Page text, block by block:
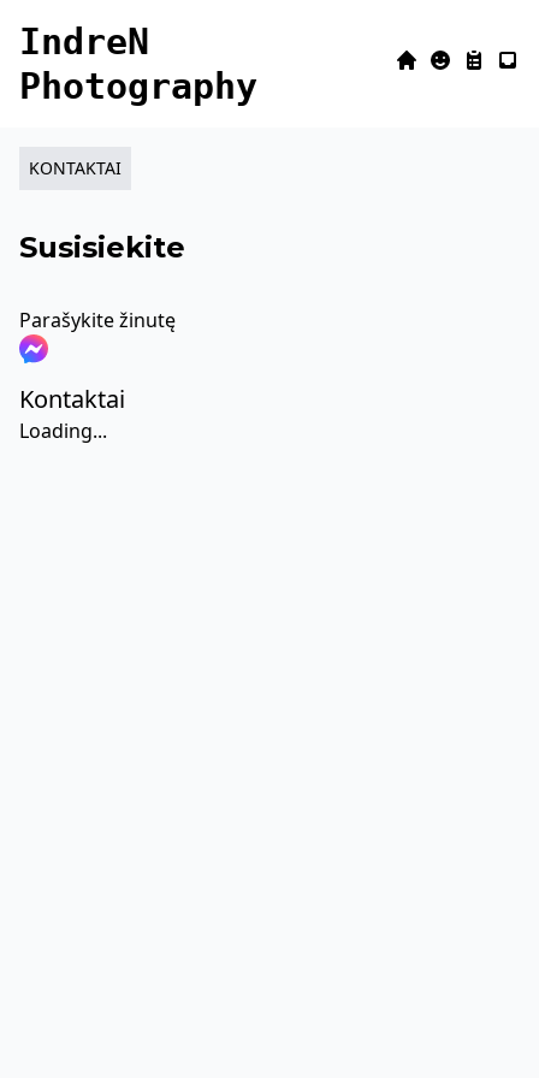
IndreN
Photography
HomeAbout
KONTAKTAI
Susisiekite
Parašykite žinutę
Kontaktai
Loading...